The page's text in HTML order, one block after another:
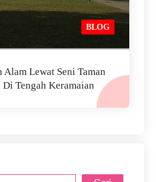
BLOG
Alam Lewat Seni Taman
Tengah Keramaian